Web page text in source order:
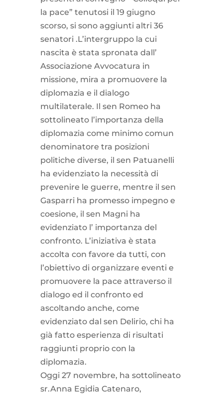
la pace” tenutosi il 19 giugno
scorso, si sono aggiunti altri 36
senatori .L’intergruppo la cui
nascita è stata spronata dall’
Associazione Avvocatura in
missione, mira a promuovere la
diplomazia e il dialogo
multilaterale. Il sen Romeo ha
sottolineato l’importanza della
diplomazia come minimo comun
denominatore tra posizioni
politiche diverse, il sen Patuanelli
ha evidenziato la necessità di
prevenire le guerre, mentre il sen
Gasparri ha promesso impegno e
coesione, il sen Magni ha
evidenziato l’ importanza del
confronto. L’iniziativa è stata
accolta con favore da tutti, con
l’obiettivo di organizzare eventi e
promuovere la pace attraverso il
dialogo ed il confronto ed
ascoltando anche, come
evidenziato dal sen Delirio, chi ha
già fatto esperienza di risultati
raggiunti proprio con la
diplomazia.
Oggi 27 novembre, ha sottolineato
sr.Anna Egidia Catenaro,